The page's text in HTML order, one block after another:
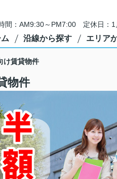
間：AM9:30～PM7:00 定休日：1
沿線から探す エリア
け賃貸物件
物件